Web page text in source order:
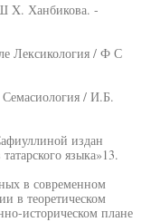
X. Ханбикова. -
Лексикология / Ф С
Семасиология / И.Б.
издан
языка»13.
в современном
в теоретическом
историческом плане